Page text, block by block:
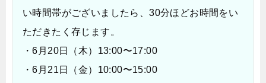
い時間帯がございましたら、30分ほどお時間をい
ただきたく存じます。
・6月20日（木）13:00〜17:00
・6月21日（金）10:00〜15:00